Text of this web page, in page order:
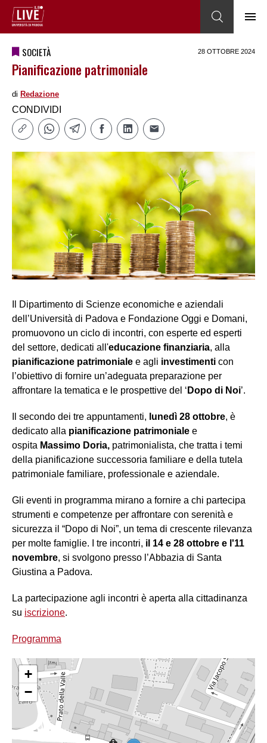
SOCIETÀ 28 OTTOBRE 2024
Pianificazione patrimoniale
di Redazione
CONDIVIDI
Il Dipartimento di Scienze economiche e aziendali
dell’Università di Padova e Fondazione Oggi e Domani,
promuovono un ciclo di incontri, con esperte ed esperti
del settore, dedicati all'educazione finanziaria, alla
pianificazione patrimoniale e agli investimenti con
l’obiettivo di fornire un’adeguata preparazione per
affrontare la tematica e le prospettive del ‘ Dopo di Noi’.
Il secondo dei tre appuntamenti, lunedì 28 ottobre, è
dedicato alla pianificazione patrimoniale e
ospita Massimo Doria, patrimonialista, che tratta i temi
della pianificazione successoria familiare e della tutela
patrimoniale familiare, professionale e aziendale.
Gli eventi in programma mirano a fornire a chi partecipa
strumenti e competenze per affrontare con serenità e
sicurezza il “Dopo di Noi”, un tema di crescente rilevanza
per molte famiglie. I tre incontri, il 14 e 28 ottobre e l'11
novembre, si svolgono presso l’Abbazia di Santa
Giustina a Padova.
La partecipazione agli incontri è aperta alla cittadinanza
su iscrizione.
Programma
+
−